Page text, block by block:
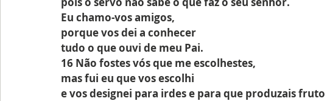
Eu chamo-vos amigos,
porque vos dei a conhecer
tudo o que ouvi de meu Pai.
16 Não fostes vós que me escolhestes,
mas fui eu que vos escolhi
e vos designei para irdes e para que produzais fruto